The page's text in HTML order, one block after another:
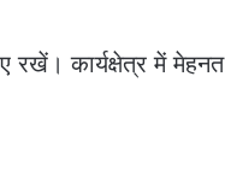
कार्यक्षेत्र में